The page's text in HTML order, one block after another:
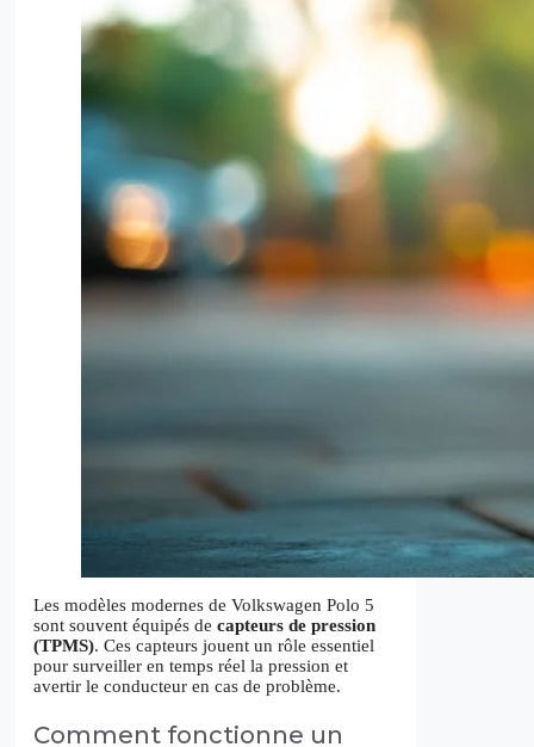
Les modèles modernes de Volkswagen Polo 5
sont souvent équipés de capteurs de pression
(TPMS). Ces capteurs jouent un rôle essentiel
pour surveiller en temps réel la pression et
avertir le conducteur en cas de problème.
Comment fonctionne un